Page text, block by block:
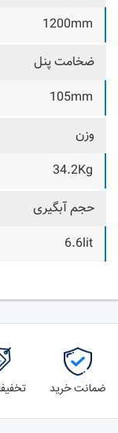
1200mm
ضخامت پنل
105mm
وزن
34.2Kg
حجم آبگیری
6.6lit
ضمانت خرید